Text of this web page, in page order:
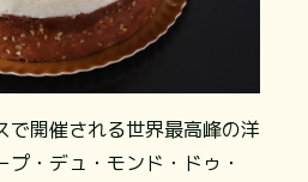
で開催される世界最高峰の洋
・デュ・モンド・ドゥ・